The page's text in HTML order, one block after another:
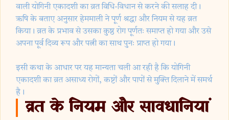
वाली योगिनी एकादशी का व्रत विधि-विधान से करने की सलाह दी।
ऋषि के बताए अनुसार हेममाली ने पूर्ण श्रद्धा और नियम से यह व्रत
किया। व्रत के प्रभाव से उसका कुष्ठ रोग पूर्णतः समाप्त हो गया और उसे
अपना पूर्व दिव्य रूप और पत्नी का साथ पुनः प्राप्त हो गया।
इसी कथा के आधार पर यह मान्यता चली आ रही है कि योगिनी
एकादशी का व्रत असाध्य रोगों, कष्टों और पापों से मुक्ति दिलाने में समर्थ
है।
व्रत के नियम और सावधानियां